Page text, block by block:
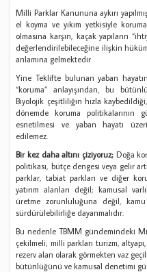
Milli Parklar Kanununa aykırı
el koyma ve yıkım yetkisiyle
olmasına karşın, kaçak yapıların
değerlendirilebileceğine ilişkin
anlamına gelmektedir
Yine Teklifte bulunan yaban
“koruma” anlayışından, bu
Biyolojik çeşitliliğin hızla
dönemde koruma politikalarının
esnetilmesi ve yaban hayatı
edilemez.
Bir kez daha altını çiziyoruz; Doğa
politikası, bütçe dengesi veya gelir
parklar, tabiat parkları ve diğer
yatırım alanları değil; kamusal
üretme zorunluluğuna değil,
sürdürülebilirliğe dayanmalıdır.
Bu nedenle TBMM gündemindeki
çekilmeli; milli parkları turizm,
rezerv alan olarak görmekten vaz
bütünlüğünü ve kamusal denetimi